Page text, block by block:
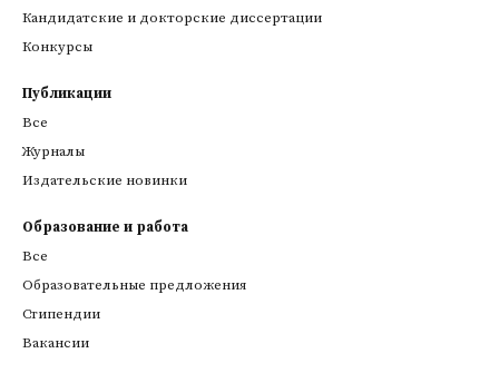
Кандидатские и докторские диссертации
Конкурсы
Публикации
Все
Журналы
Издательские новинки
Образование и работа
Все
Образовательные предложения
Стипендии
Вакансии